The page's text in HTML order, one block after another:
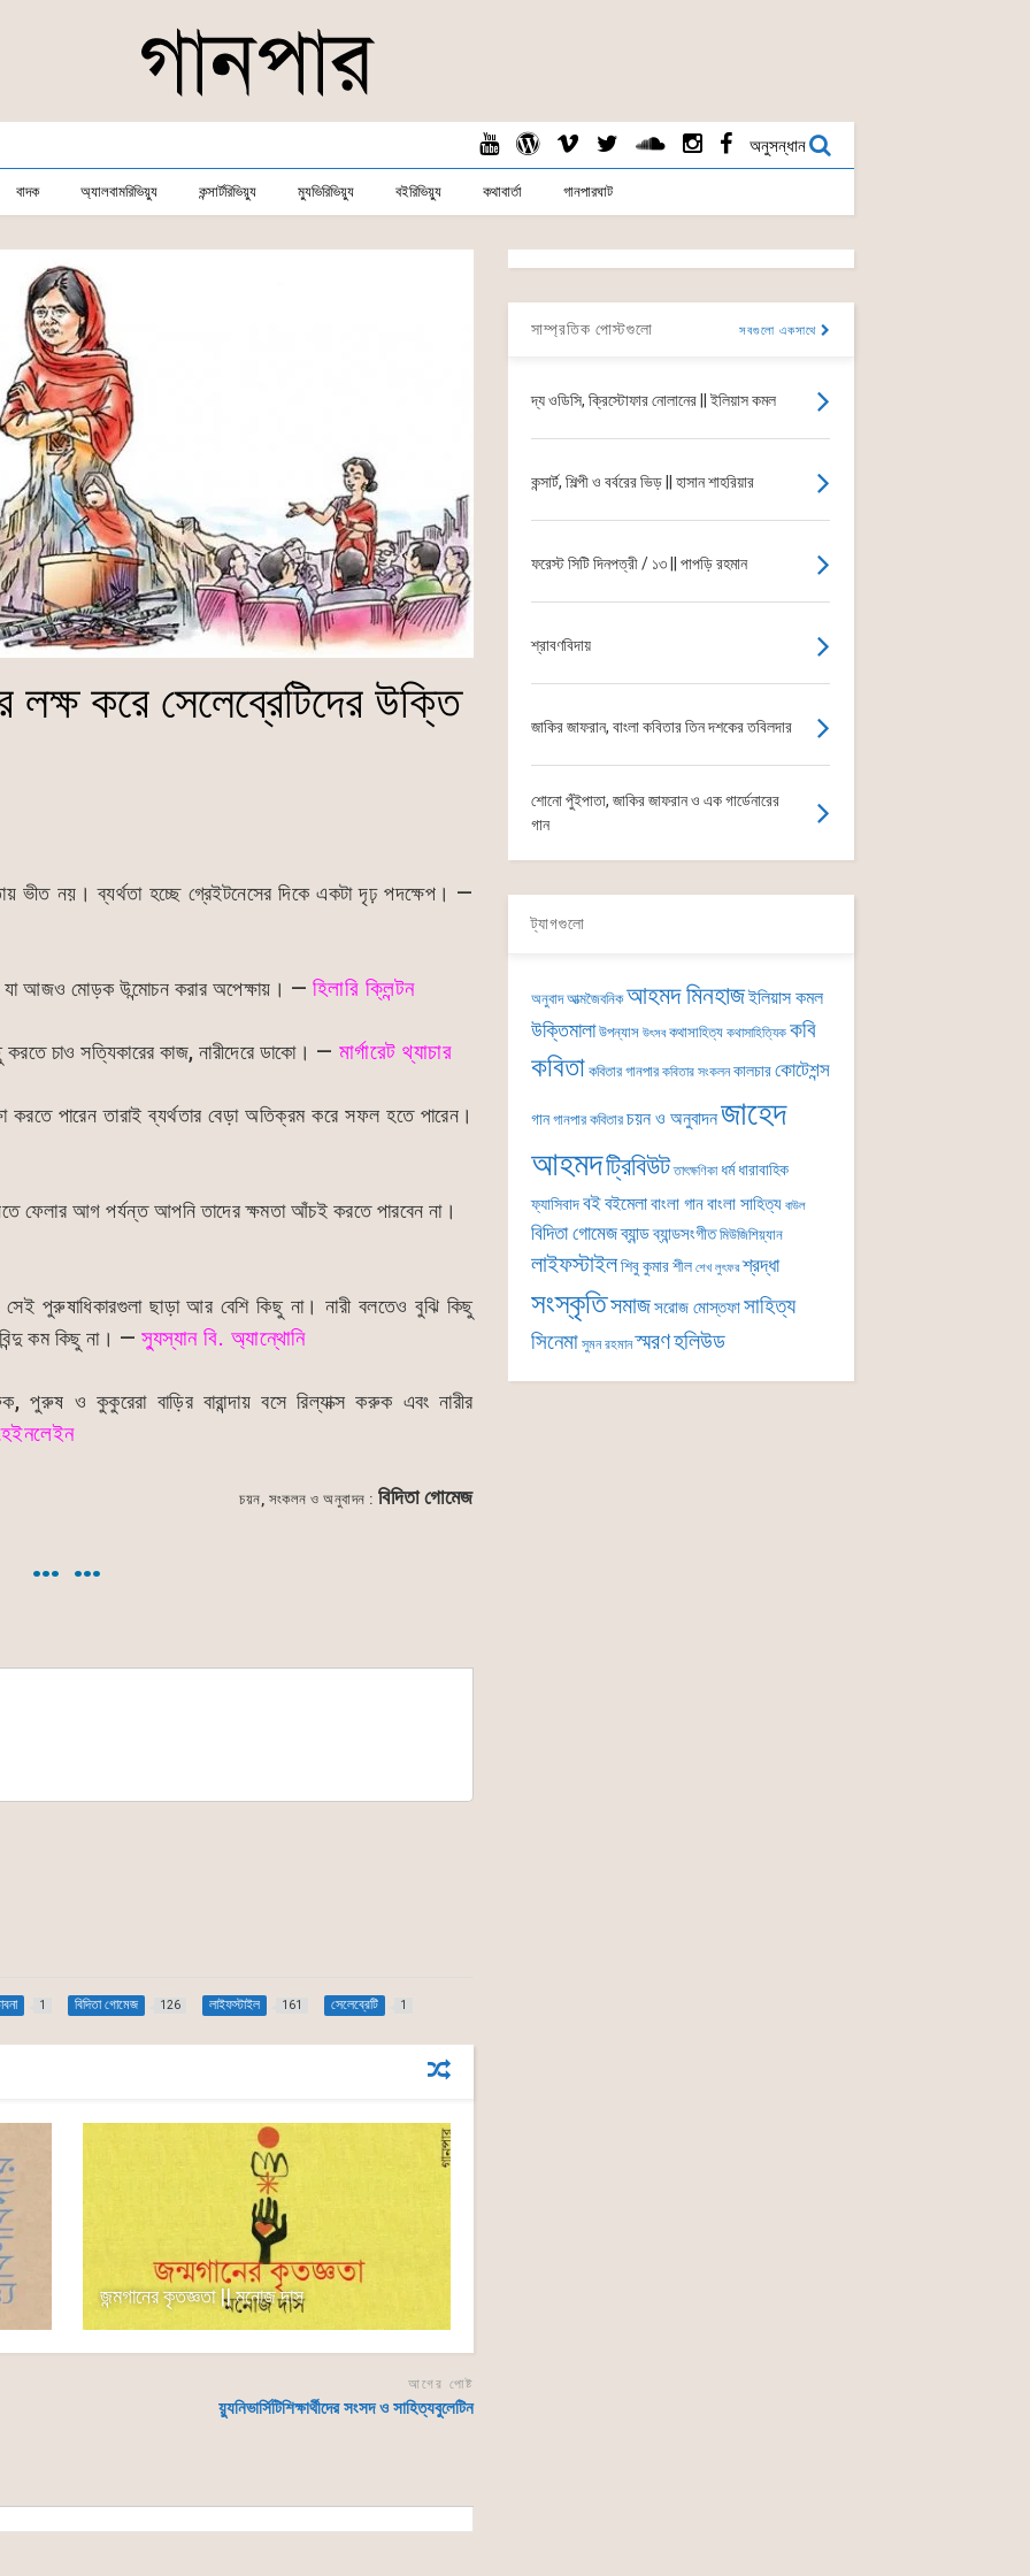
অনুসন্ধান
বাদক অ্যালবামরিভিয়্যু কন্সার্টরিভিয়্যু ম্যুভিরিভিয়্যু বইরিভিয়্যু কথাবার্তা গানপারঘাট
লক্ষ করে সেলেব্রেটিদের উক্তি
ভীত নয়। ব্যর্থতা হচ্ছে গ্রেইটনেসের দিকে একটা দৃঢ় পদক্ষেপ। —
যা আজও মোড়ক উন্মোচন করার অপেক্ষায়। — হিলারি ক্লিন্টন
চাও সত্যিকারের কাজ, নারীদেরে ডাকো। — মার্গারেট থ্যাচার
করতে পারেন তারাই ব্যর্থতার বেড়া অতিক্রম করে সফল হতে পারেন।
ফেলার আগ পর্যন্ত আপনি তাদের ক্ষমতা আঁচই করতে পারবেন না।
পুরুষাধিকারগুলা ছাড়া আর বেশি কিছু না। নারী বলতেও বুঝি কিছু
কম কিছু না। — স্যুস্যান বি. অ্যান্থোনি
পুরুষ ও কুকুরেরা বাড়ির বারান্দায় বসে রিল্যাক্স করুক এবং নারীর
চয়ন, সংকলন ও অনুবাদন : বিদিতা গোমেজ
… …
1 বিদিতা গোমেজ 126 লাইফস্টাইল 161 সেলেব্রেটি 1
জন্মগানের কৃতজ্ঞতা || মনোজ দাস
আগের পোষ্ট
য়্যুনিভার্সিটিশিক্ষার্থীদের সংসদ ও সাহিত্যবুলেটিন
সাম্প্রতিক পোস্টগুলো সবগুলো একসাথে
দ্য ওডিসি, ক্রিস্টোফার নোলানের || ইলিয়াস কমল
কন্সার্ট, শিল্পী ও বর্বরের ভিড় || হাসান শাহরিয়ার
ফরেস্ট সিটি দিনপত্রী / ১৩ || পাপড়ি রহমান
শ্রাবণবিদায়
জাকির জাফরান, বাংলা কবিতার তিন দশকের তবিলদার
শোনো পুঁইপাতা, জাকির জাফরান ও এক গার্ডেনারের
গান
ট্যাগগুলো
অনুবাদ আত্মজৈবনিক আহমদ মিনহাজইলিয়াস কমল
উক্তিমালা উপন্যাস উৎসব কথাসাহিত্য কথাসাহিত্যিক কবি
কবিতা কবিতার গানপার কবিতার সংকলন কালচারকোটেশন্স
গান গানপার কবিতার চয়ন ও অনুবাদনজাহেদ
আহমদট্রিবিউট তাৎক্ষণিকা ধর্ম ধারাবাহিক
ফ্যাসিবাদবইবইমেলাবাংলা গানবাংলা সাহিত্য বাউল
বিদিতা গোমেজব্যান্ডব্যান্ডসংগীত মিউজিশিয়্যান
লাইফস্টাইলশিবু কুমার শীল শেখ লুৎফর শ্রদ্ধা
সংস্কৃতিসমাজসরোজ মোস্তফাসাহিত্য
সিনেমা সুমন রহমান স্মরণহলিউড